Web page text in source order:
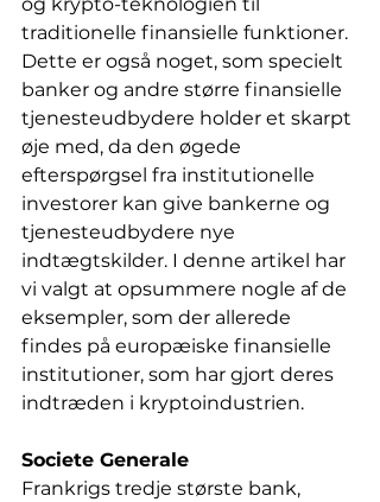
og krypto-teknologien til
traditionelle finansielle funktioner.
Dette er også noget, som specielt
banker og andre større finansielle
tjenesteudbydere holder et skarpt
øje med, da den øgede
efterspørgsel fra institutionelle
investorer kan give bankerne og
tjenesteudbydere nye
indtægtskilder. I denne artikel har
vi valgt at opsummere nogle af de
eksempler, som der allerede
findes på europæiske finansielle
institutioner, som har gjort deres
indtræden i kryptoindustrien.
Societe Generale
Frankrigs tredje største bank,